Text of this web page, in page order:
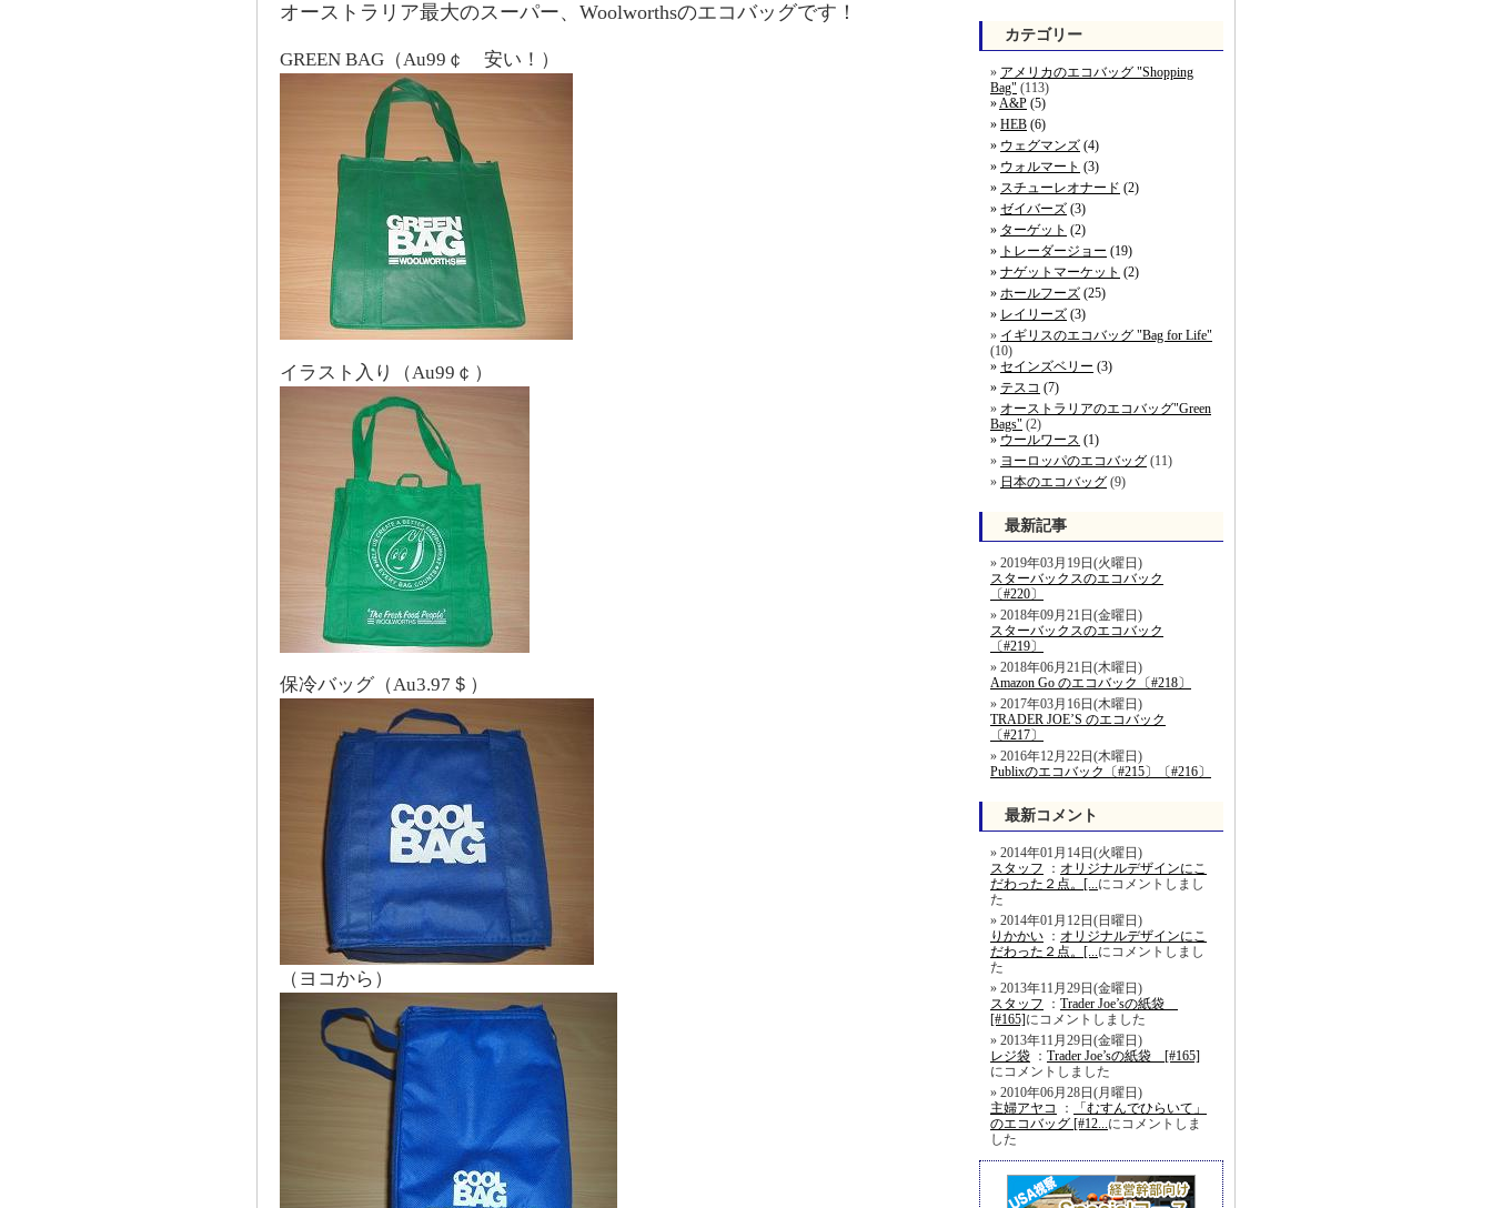
オーストラリア最大のスーパー、Woolworthsのエコバッグです！
GREEN BAG（Au99￠ 安い！）
イラスト入り（Au99￠）
保冷バッグ（Au3.97＄）
（ヨコから）
カテゴリー
アメリカのエコバッグ "Shopping
Bag" (113)
A&P (5)
HEB (6)
ウェグマンズ (4)
ウォルマート (3)
スチューレオナード (2)
ゼイバーズ (3)
ターゲット (2)
トレーダージョー (19)
ナゲットマーケット (2)
ホールフーズ (25)
レイリーズ (3)
イギリスのエコバッグ "Bag for Life"
(10)
セインズベリー (3)
テスコ (7)
オーストラリアのエコバッグ"Green
Bags" (2)
ウールワース (1)
ヨーロッパのエコバッグ (11)
日本のエコバッグ (9)
最新記事
2019年03月19日(火曜日)
スターバックスのエコバック
〔#220〕
2018年09月21日(金曜日)
スターバックスのエコバック
〔#219〕
2018年06月21日(木曜日)
Amazon Go のエコバック〔#218〕
2017年03月16日(木曜日)
TRADER JOE’S のエコバック
〔#217〕
2016年12月22日(木曜日)
Publixのエコバック〔#215〕〔#216〕
最新コメント
2014年01月14日(火曜日)
スタッフ ： オリジナルデザインにこ
だわった２点。[...にコメントしまし
た
2014年01月12日(日曜日)
りかかい ： オリジナルデザインにこ
だわった２点。[...にコメントしまし
た
2013年11月29日(金曜日)
スタッフ ： Trader Joe’sの紙袋
[#165]にコメントしました
2013年11月29日(金曜日)
レジ袋 ： Trader Joe’sの紙袋 [#165]
にコメントしました
2010年06月28日(月曜日)
主婦アヤコ
：
「むすんでひらいて」
のエコバッグ [#12...にコメントしま
した